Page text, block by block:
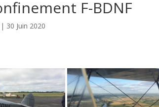
F-BDNF
| 30 Juin 2020